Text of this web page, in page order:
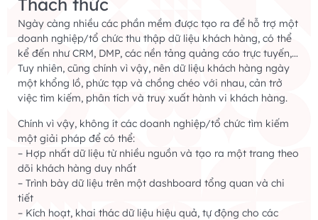
Thách thức
Ngày càng nhiều các phần mềm được tạo ra để hỗ trợ một
doanh nghiệp/tổ chức thu thập dữ liệu khách hàng, có thể
kể đến như CRM, DMP, các nền tảng quảng cáo trực tuyến,…
Tuy nhiên, cũng chính vì vậy, nên dữ liệu khách hàng ngày
một khổng lồ, phức tạp và chồng chéo với nhau, cản trở
việc tìm kiếm, phân tích và truy xuất hành vi khách hàng.
Chính vì vậy, không ít các doanh nghiệp/tổ chức tìm kiếm
một giải pháp để có thể:
– Hợp nhất dữ liệu từ nhiều nguồn và tạo ra một trang theo
dõi khách hàng duy nhất
– Trình bày dữ liệu trên một dashboard tổng quan và chi
tiết
– Kích hoạt, khai thác dữ liệu hiệu quả, tự động cho các